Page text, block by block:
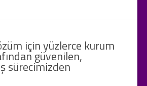
için yüzlerce kurum
güvenilen,
sürecimizden